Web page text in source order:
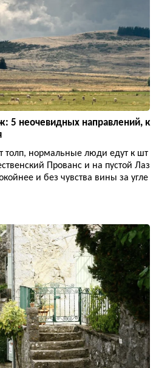
5 неочевидных направлений, к
толп, нормальные люди едут к шт
Прованс и на пустой Лаз
и без чувства вины за угле